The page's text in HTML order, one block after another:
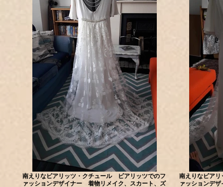
南えりなビアリッツ・クチュール ビアリッツでのフ
ァッションデザイナー 着物リメイク、スカート、ズ
南えりなビア
ァッションデ